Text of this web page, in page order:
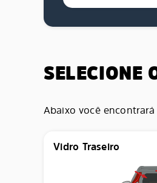
SELECIONE
Abaixo você
Vidro Traseiro